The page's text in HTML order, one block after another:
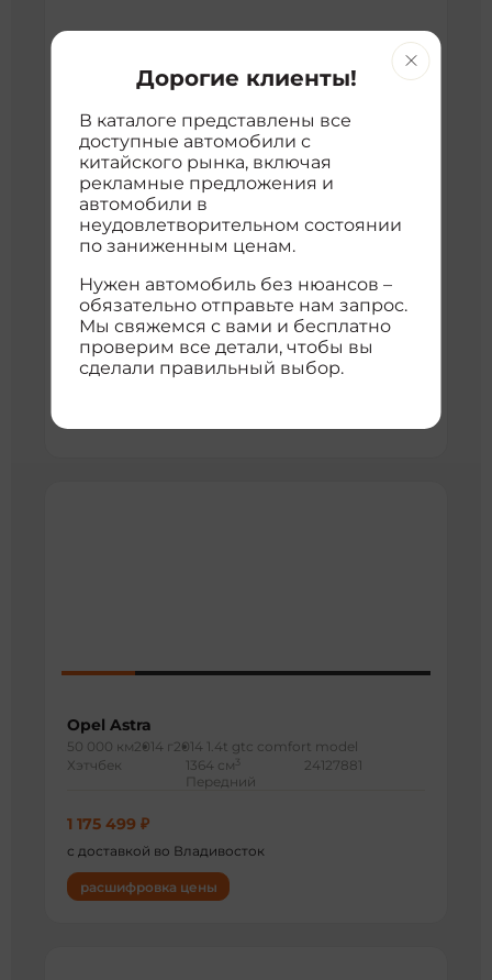
Opel Andra
62 700 км2011 гandela 2011 2.4 luxury 4wd edition
Внедорожник
2384 см
4WD
5 055 714 ₽
с доставкой во Владивосток
расшифровка цены
Opel Astra
50 000 км2014 г 2014 1.4t gtc comfort model
Хэтчбек
1364 см 3
Передний
24127881
1 175 499 ₽
с доставкой во Владивосток
расшифровка цены
Дорогие клиенты!
В каталоге представлены все
доступные автомобили с
китайского рынка, включая
рекламные предложения и
автомобили в
неудовлетворительном состоянии
по заниженным ценам.
Нужен автомобиль без нюансов –
обязательно отправьте нам запрос.
Мы свяжемся с вами и бесплатно
проверим все детали, чтобы вы
сделали правильный выбор.